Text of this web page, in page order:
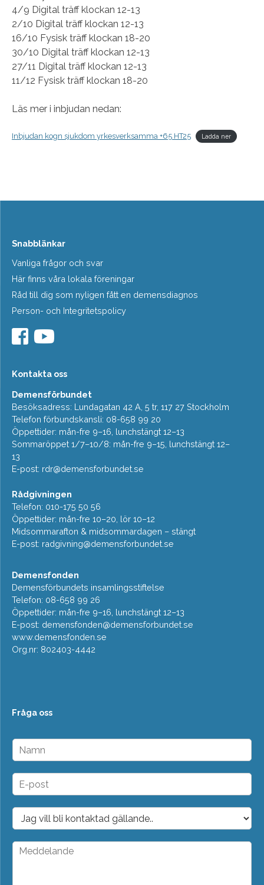
4/9 Digital träff klockan 12-13
2/10 Digital träff klockan 12-13
16/10 Fysisk träff klockan 18-20
30/10 Digital träff klockan 12-13
27/11 Digital träff klockan 12-13
11/12 Fysisk träff klockan 18-20
Läs mer i inbjudan nedan:
Inbjudan kogn sjukdom yrkesverksamma +65 HT25 Ladda ner
Snabblänkar
Vanliga frågor och svar
Här finns våra lokala föreningar
Råd till dig som nyligen fått en demensdiagnos
Person- och Integritetspolicy
Kontakta oss
Demensförbundet
Besöksadress: Lundagatan 42 A, 5 tr, 117 27 Stockholm
Telefon förbundskansli: 08-658 99 20
Öppettider: mån-fre 9–16, lunchstängt 12–13
Sommaröppet 1/7–10/8: mån-fre 9–15, lunchstängt 12–
13
E-post: rdr@demensforbundet.se
Rådgivningen
Telefon: 010-175 50 56
Öppettider: mån-fre 10–20, lör 10–12
Midsommarafton & midsommardagen – stängt
E-post: radgivning@demensforbundet.se
Demensfonden
Demensförbundets insamlingsstiftelse
Telefon: 08-658 99 26
Öppettider: mån-fre 9–16, lunchstängt 12–13
E-post: demensfonden@demensforbundet.se
www.demensfonden.se
Org.nr: 802403-4442
Fråga oss
N
m
n
E
p
o
t
*
D
o
p
M